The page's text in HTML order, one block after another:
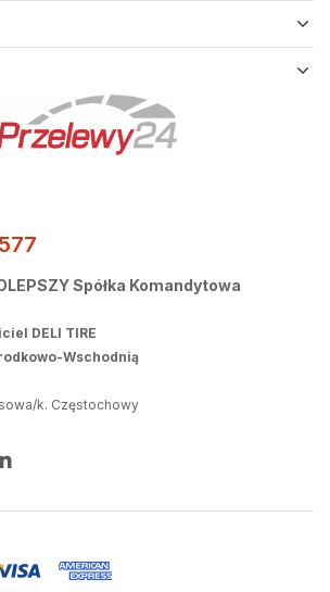
Spółka Komandytowa
DELI TIRE
Wschodnią
k. Częstochowy